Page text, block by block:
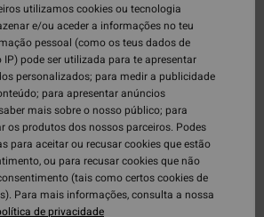
utilizamos cookies ou tecnologia
e/ou aceder a informações no teu
pessoal (como os teus dados de
IP) pode ser utilizada para te apresentar
personalizados; para medir a publicidade
para apresentar anúncios
mais sobre o nosso público; para
os produtos dos nossos parceiros. Podes
para aceitar ou recusar cookies que estão
ou para recusar cookies que não
(tais como certos cookies de
Para mais informações, consulta a nossa
de privacidade